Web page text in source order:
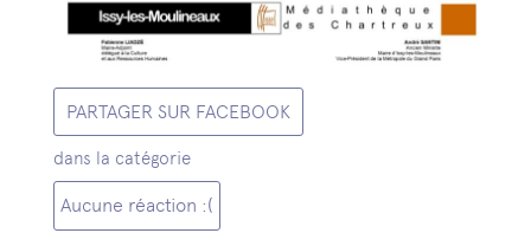
PARTAGER SUR FACEBOOK
dans la catégorie
Aucune réaction :(